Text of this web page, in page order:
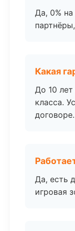
Да, 0%
Какая
До 10
класса.
договоре.
Да, есть
игровая